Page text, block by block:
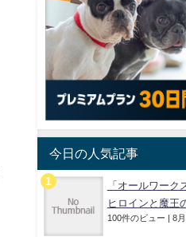
今日の人気記事
「オールワーク
ヒロインと魔王
100件のビュー | 8